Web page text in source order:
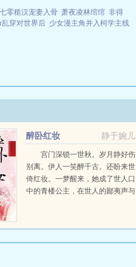
七零糙汉宠妻入骨 萧夜凌林绾绾 非得
乱穿对世界后 少女漫主角并入柯学主线
静于婉儿
醉卧红妆
宫门深锁一世秋。岁月静好伤
别离。伊人一笑醉千古。还盼来世
倚红妆。一梦醒来，她成了世人口
中的青楼公主，在世人的鄙夷声与
得，那...